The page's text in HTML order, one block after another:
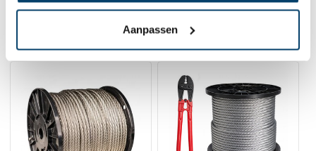
Aanpassen
Gerelateerde producten